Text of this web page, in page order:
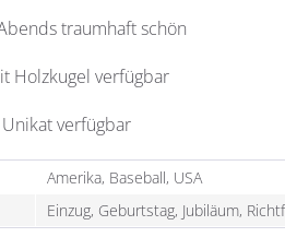
traumhaft schön
Holzkugel verfügbar
verfügbar
Amerika, Baseball, USA
Einzug, Geburtstag, Jubiläum,